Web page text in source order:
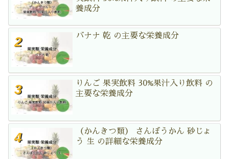
養成分
バナナ 乾 の主要な栄養成分
りんご 果実飲料 30%果汁入り飲料 の
主要な栄養成分
（かんきつ類） さんぼうかん 砂じょ
う 生 の詳細な栄養成分